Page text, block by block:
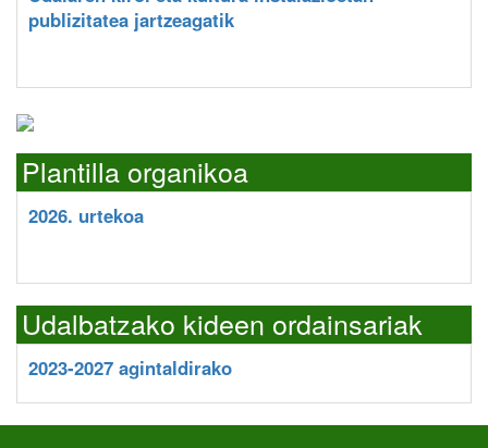
publizitatea jartzeagatik
Plantilla organikoa
2026. urtekoa
Udalbatzako kideen ordainsariak
2023-2027 agintaldirako